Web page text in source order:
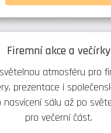
Firemní akce a večírky
atmosféru pro
prezentace i
nasvícení sálu až po
pro večerní část.